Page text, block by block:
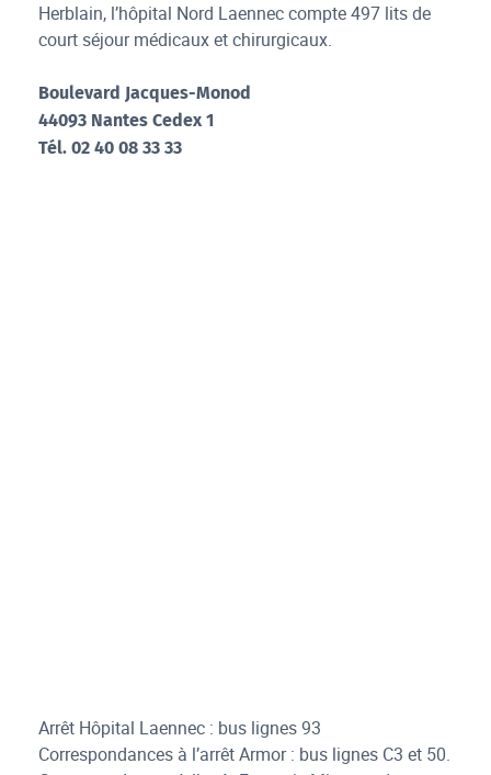
Herblain, l’hôpital Nord Laennec compte 497 lits de
court séjour médicaux et chirurgicaux.
Boulevard Jacques-Monod
44093 Nantes Cedex 1
Tél. 02 40 08 33 33
Arrêt Hôpital Laennec : bus lignes 93
Correspondances à l’arrêt Armor : bus lignes C3 et 50.